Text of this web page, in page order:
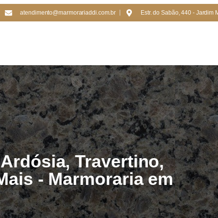
atendimento@marmorariaddi.com.br Estr. do Sabão, 440 - Jardim
Travertino,
- Marmoraria em